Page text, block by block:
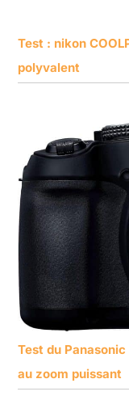
Test : nikon
polyvalent
Test du
au zoom puissant